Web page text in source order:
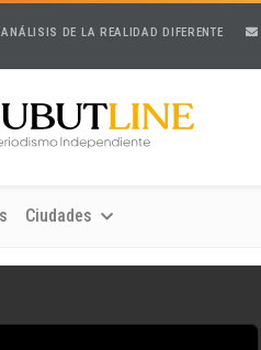
DE LA REALIDAD DIFERENTE
Ciudades